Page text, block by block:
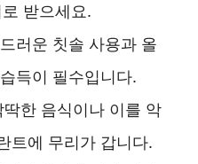
받으세요.
러운 칫솔 사용과 올
득이 필수입니다.
한 음식이나 이를 악
트에 무리가 갑니다.